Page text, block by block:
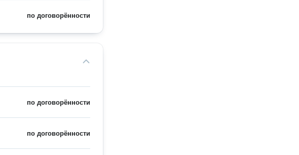
по договорённости
по договорённости
по договорённости